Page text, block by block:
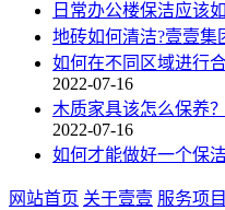
日常办公楼保洁应该
地砖如何清洁?壹壹集
如何在不同区域进行
2022-07-16
木质家具该怎么保养
2022-07-16
如何才能做好一个保洁
网站首页 关于壹壹 服务项目